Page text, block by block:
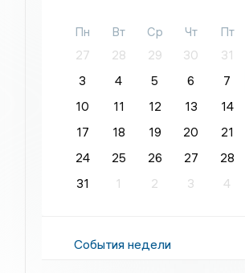
Пн Вт Ср Чт Пт
27
28 29 30 31
3
4 5 6 7
10
11 12 13 14
17
18 19 20 21
24
25 26 27 28
31
1 2 3 4
События недели